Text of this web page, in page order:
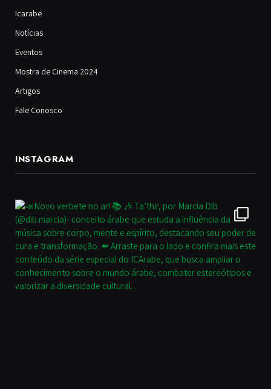
Icarabe
Notícias
Eventos
Mostra de Cinema 2024
Artigos
Fale Conosco
INSTAGRAM